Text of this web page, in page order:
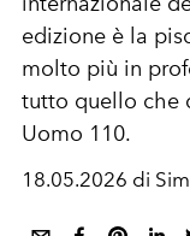
edizione è la
molto più in
tutto quello che
Uomo 110.
18.05.2026 di